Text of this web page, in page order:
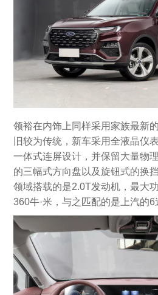
领裕在内饰上同样采用家族最新
旧较为传统，新车采用全液晶仪
一体式连屏设计，并保留大量物
的三幅式方向盘以及旋钮式的换
领域搭载的是2.0T发动机，最大
360牛·米，与之匹配的是上汽的6